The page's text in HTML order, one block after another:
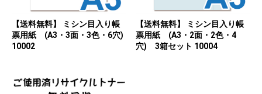
【送料無料】 ミシン目入り帳
票用紙 (A3・3面・3色・6穴)
10002
【送料無料】 ミシン目入り帳
票用紙 (A3・2面・2色・4
穴) 3箱セット 10004